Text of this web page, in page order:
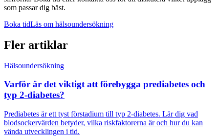
som passar dig bäst.
Boka tidLäs om hälsoundersökning
Fler artiklar
Hälsoundersökning
Varför är det viktigt att förebygga prediabetes och
typ 2-diabetes?
Prediabetes är ett tyst förstadium till typ 2-diabetes. Lär dig vad
blodsockervärden betyder, vilka riskfaktorerna är och hur du kan
vända utvecklingen i tid.